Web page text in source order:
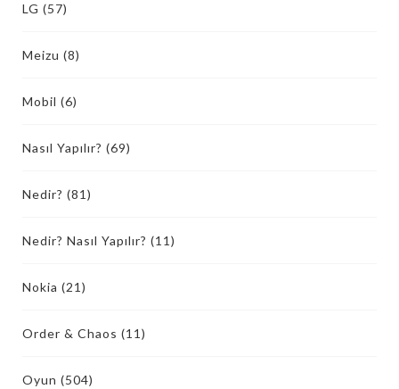
LG (57)
Meizu (8)
Mobil (6)
Nasıl Yapılır? (69)
Nedir? (81)
Nedir? Nasıl Yapılır? (11)
Nokia (21)
Order & Chaos (11)
Oyun (504)